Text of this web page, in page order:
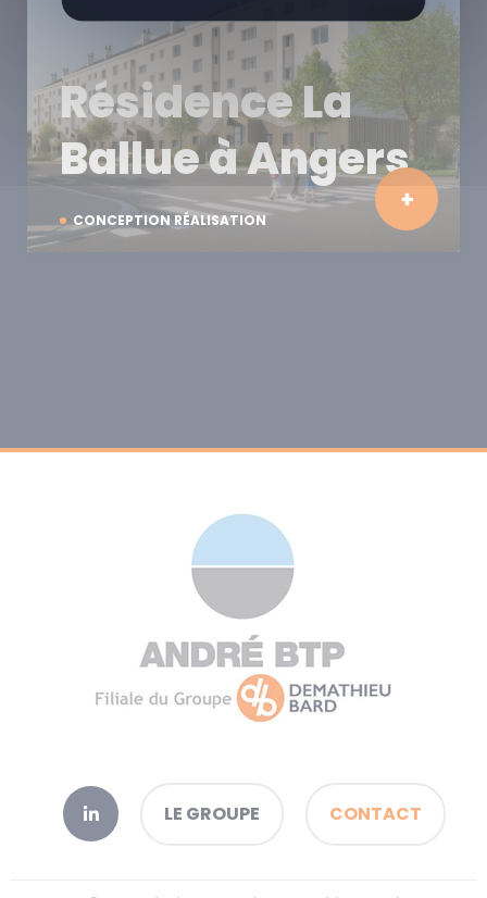
CONCEPTION RÉALISATION
Résidence La
Ballue à Angers
LE GROUPE CONTACT